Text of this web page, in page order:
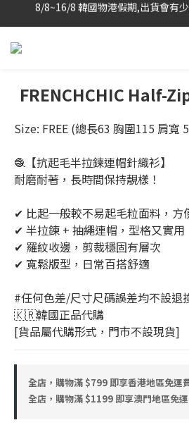
韓國當地代購團隊,每星期
韓國當地代購團隊,每星期
會員登入下單, 專享購物
8/8~16/8 韓國物港假期,出貨會有
FRENCHCHIC Half-
Size: FREE (總長63 胸圍115 肩寬
🧶【抗起毛半拉鍊連帽針織衫】
耐磨耐著，長時間保持靚樣！
✔ 比起一般較不易起毛粒面料，方
✔ 半拉鍊 + 抽繩連帽，型格又實用
✔ 羅紋收邊，剪裁穩固有層次
✔ 寬鬆版型，日常百搭舒適
#任何色差/尺寸尺碼誤差均不設退
🇰🇷韓國正品代購
[貨品屬代購形式，門市不設現貨]
全店，購物滿 $799 即享香港地區免運
全店，購物滿 $1199 即享澳門地區免